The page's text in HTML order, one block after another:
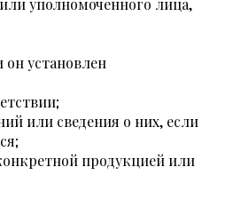
уполномоченного лица,
он установлен
или сведения о них, если
продукцией или